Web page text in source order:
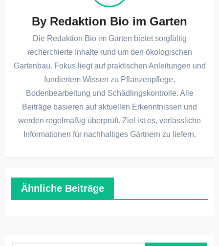
By Redaktion Bio im Garten
Die Redaktion Bio im Garten bietet sorgfältig
recherchierte Inhalte rund um den ökologischen
Gartenbau. Fokus liegt auf praktischen Anleitungen und
fundiertem Wissen zu Pflanzenpflege,
Bodenbearbeitung und Schädlingskontrolle. Alle
Beiträge basieren auf aktuellen Erkenntnissen und
werden regelmäßig überprüft. Ziel ist es, verlässliche
Informationen für nachhaltiges Gärtnern zu liefern.
Ähnliche Beiträge